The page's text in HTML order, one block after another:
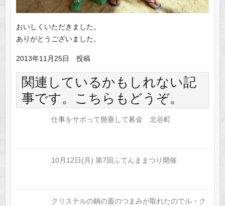
おいしくいただきました。
ありがとうございました。
2013年11月25日 投稿
関連しているかもしれない記
事です。こちらもどうぞ。
仕事をサボって懸垂して募金 北谷町
10月12日(月) 第7回ふてんままつり開催
クリステルの鍋の蓋のつまみが取れたのでル・ク